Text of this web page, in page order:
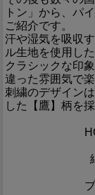
トン」から、パ
ご紹介です。
汗や湿気を吸収
ル生地を使用し
クラシックな印
違った雰囲気で楽
刺繍のデザイン
した【鷹】柄を